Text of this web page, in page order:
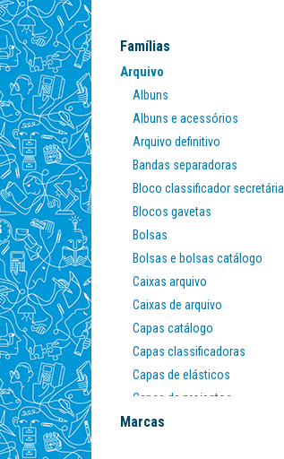
Famílias
Arquivo
Albuns
Albuns e acessórios
Arquivo definitivo
Bandas separadoras
Bloco classificador secretária
Blocos gavetas
Bolsas
Bolsas e bolsas catálogo
Caixas arquivo
Caixas de arquivo
Capas catálogo
Capas classificadoras
Capas de elásticos
Capas de projectos
Capas de suspensão e visores
Marcas